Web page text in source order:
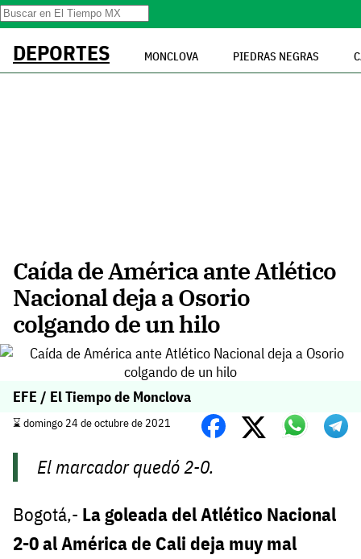
DEPORTES MONCLOVA PIEDRAS NEGRAS
Caída de América ante Atlético
Nacional deja a Osorio
colgando de un hilo
EFE / El Tiempo de Monclova
⌛️ domingo 24 de octubre de 2021
El marcador quedó 2-0.
Bogotá,- La goleada del Atlético Nacional
2-0 al América de Cali deja muy mal